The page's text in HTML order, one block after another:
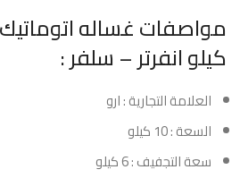
كيلو انفرتر – سلفر :
العلامة التجارية : ارو
السعة : 10 كيلو
سعة التجفيف : 6 كيلو